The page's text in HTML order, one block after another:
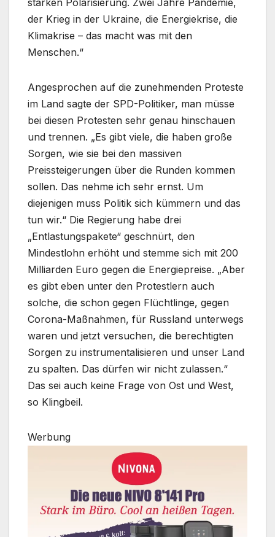
starken Polarisierung. Zwei Jahre Pandemie,
der Krieg in der Ukraine, die Energiekrise, die
Klimakrise – das macht was mit den
Menschen.“
Angesprochen auf die zunehmenden Proteste
im Land sagte der SPD-Politiker, man müsse
bei diesen Protesten sehr genau hinschauen
und trennen. „Es gibt viele, die haben große
Sorgen, wie sie bei den massiven
Preissteigerungen über die Runden kommen
sollen. Das nehme ich sehr ernst. Um
diejenigen muss Politik sich kümmern und das
tun wir.“ Die Regierung habe drei
„Entlastungspakete“ geschnürt, den
Mindestlohn erhöht und stemme sich mit 200
Milliarden Euro gegen die Energiepreise. „Aber
es gibt eben unter den Protestlern auch
solche, die schon gegen Flüchtlinge, gegen
Corona-Maßnahmen, für Russland unterwegs
waren und jetzt versuchen, die berechtigten
Sorgen zu instrumentalisieren und unser Land
zu spalten. Das dürfen wir nicht zulassen.“
Das sei auch keine Frage von Ost und West,
so Klingbeil.
Werbung